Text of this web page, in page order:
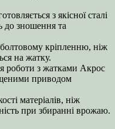
з якісної сталі
до зношення та
кріпленню, ніж
на жатку.
роботи з жатками Акрос
приводом
матеріалів, ніж
при збиранні врожаю.